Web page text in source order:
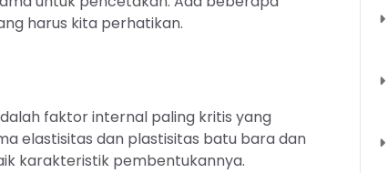
harus kita perhatikan.
faktor internal paling kritis yang
elastisitas dan plastisitas batu bara dan
karakteristik pembentukannya.